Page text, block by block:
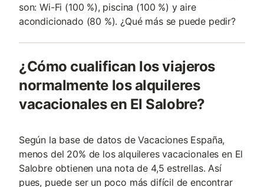
son: Wi-Fi (100 %), piscina (100 %) y aire
acondicionado (80 %). ¿Qué más se puede pedir?
¿Cómo cualifican los viajeros
normalmente los alquileres
vacacionales en El Salobre?
Según la base de datos de Vacaciones España,
menos del 20% de los alquileres vacacionales en El
Salobre obtienen una nota de 4,5 estrellas. Así
pues, puede ser un poco más difícil de encontrar